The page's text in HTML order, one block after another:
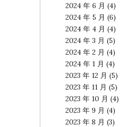
2024 年 6 月 (4)
2024 年 5 月 (6)
2024 年 4 月 (4)
2024 年 3 月 (5)
2024 年 2 月 (4)
2024 年 1 月 (4)
2023 年 12 月 (5)
2023 年 11 月 (5)
2023 年 10 月 (4)
2023 年 9 月 (4)
2023 年 8 月 (3)